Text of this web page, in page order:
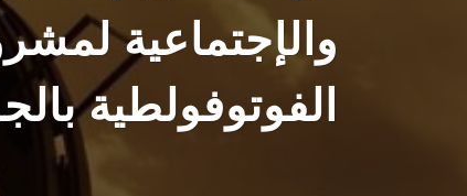
والإجتماعية
الفوتوفولطية